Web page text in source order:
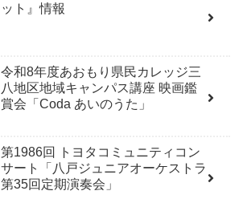
ット』情報
令和8年度あおもり県民カレッジ三
八地区地域キャンパス講座 映画鑑
賞会「Coda あいのうた」
第1986回 トヨタコミュニティコン
サート「八戸ジュニアオーケストラ
第35回定期演奏会」